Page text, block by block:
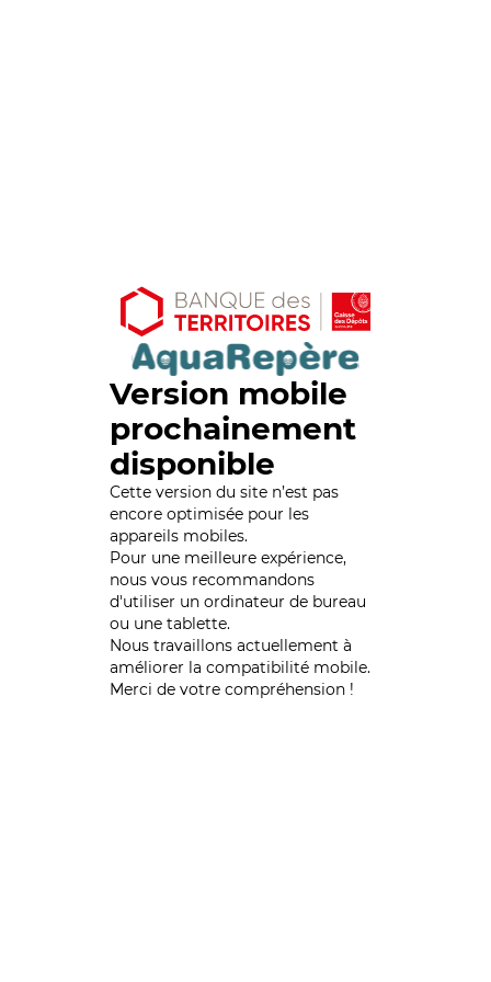
Version mobile
prochainement
disponible
Cette version du site n’est pas
encore optimisée pour les
appareils mobiles.
Pour une meilleure expérience,
nous vous recommandons
d'utiliser un ordinateur de bureau
ou une tablette.
Nous travaillons actuellement à
améliorer la compatibilité mobile.
Merci de votre compréhension !